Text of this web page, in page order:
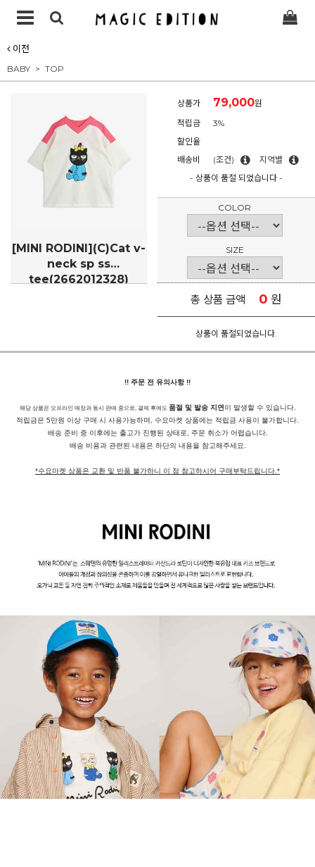
이전
BABY TOP
[MINI RODINI](C)Cat v-
neck sp ss
tee(2662012328)
상품가 79,000원
적립금
3%
할인율
배송비
(조건)
지역별
- 상품이 품절 되었습니다 -
COLOR
SIZE
총 상품 금액 0 원
상품이 품절되었습니다.
!! 주문 전 유의사항 !!
해당 상품은 오프라인 매장과 동시 판매 중으로, 결제 후에도 품절 및 발송 지연 이 발생할 수 있습니다.
적립금은 5만원 이상 구매 시 사용가능하며, 수요마켓 상품에는 적립금 사용이 불가합니다.
배송 준비 중 이후에는 출고가 진행된 상태로, 주문 취소가 어렵습니다.
배송 비용과 관련된 내용은 하단의 내용을 참고해주세요.
*수요마켓 상품은 교환 및 반품 불가하니 이 점 참고하시어 구매부탁드립니다.*